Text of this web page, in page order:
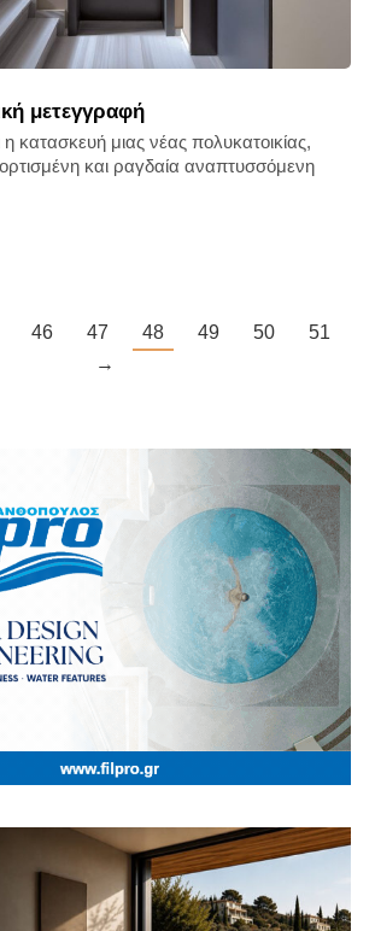
μετεγγραφή
κατασκευή μιας νέας πολυκατοικίας,
και ραγδαία αναπτυσσόμενη
46 47 48 49 50
51
→